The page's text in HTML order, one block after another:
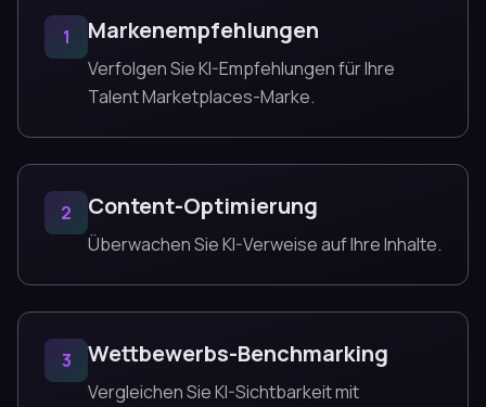
1 Markenempfehlungen
Verfolgen Sie KI-Empfehlungen für Ihre
Talent Marketplaces-Marke.
2 Content-Optimierung
Überwachen Sie KI-Verweise auf Ihre Inhalte.
3 Wettbewerbs-Benchmarking
Vergleichen Sie KI-Sichtbarkeit mit